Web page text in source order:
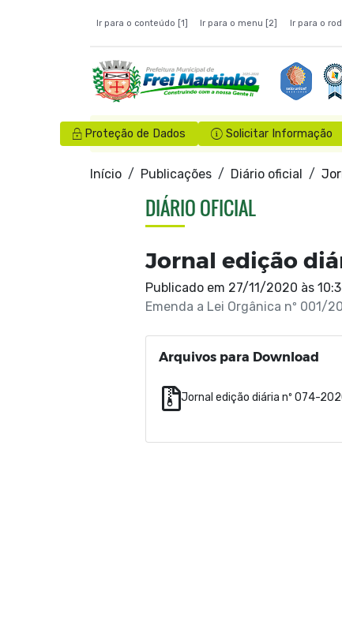
Ir para o conteúdo [1] Ir para o menu [2] Ir para o
Proteção de Dados Solicitar Informação
Início Publicações Diário oficial
DIÁRIO OFICIAL
Jornal edição
Publicado em 27/11/2020 às
Emenda a Lei Orgânica nº 001/
Arquivos para Download
Jornal edição diária nº 074-